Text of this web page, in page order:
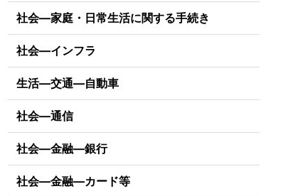
社会―家庭・日常生活に関する手続き
社会―インフラ
生活―交通―自動車
社会―通信
社会―金融―銀行
社会―金融―カード等